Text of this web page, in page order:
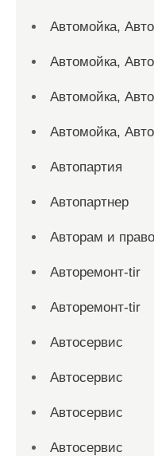
Автомойка,
Автомойка,
Автомойка,
Автомойка,
Автопартия
Автопартнер
Авторам и
Авторемонт-tir
Авторемонт-tir
Автосервис
Автосервис
Автосервис
Автосервис